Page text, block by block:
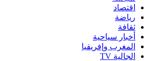
اقتصاد
رياضة
ثقافة
أخبار سياحية
المغرب وإفريقيا
الجالية TV